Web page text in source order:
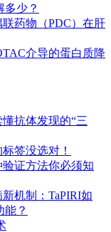
多少？
药物（PDC）在肝
介导的蛋白质降
抗体发现的“三
签没选对！
证方法你必须知
机制：TaPIRI如
能？